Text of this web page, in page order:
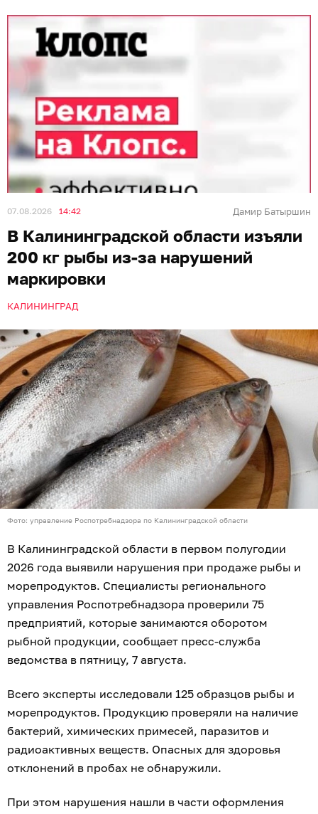
07.08.2026 14:42 Дамир Батыршин
В Калининградской области изъяли
200 кг рыбы из-за нарушений
маркировки
КАЛИНИНГРАД
Фото: управление Роспотребнадзора по Калининградской области
В Калининградской области в первом полугодии
2026 года выявили нарушения при продаже рыбы и
морепродуктов. Специалисты регионального
управления Роспотребнадзора проверили 75
предприятий, которые занимаются оборотом
рыбной продукции, сообщает пресс-служба
ведомства в пятницу, 7 августа.
Всего эксперты исследовали 125 образцов рыбы и
морепродуктов. Продукцию проверяли на наличие
бактерий, химических примесей, паразитов и
радиоактивных веществ. Опасных для здоровья
отклонений в пробах не обнаружили.
При этом нарушения нашли в части оформления